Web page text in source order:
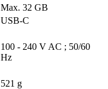
Max. 32 GB
USB-C
100 - 240 V AC ; 50/60
Hz
521 g